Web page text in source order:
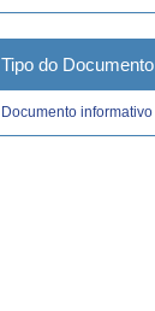
Tipo do Documento
Documento informativo